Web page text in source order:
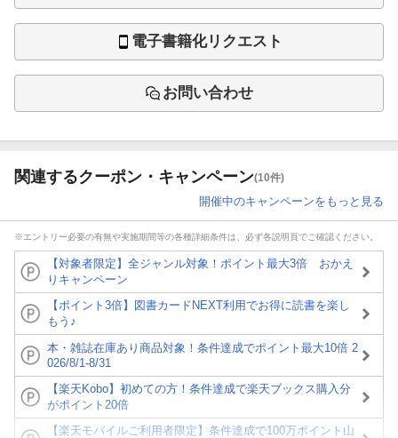
電子書籍化リクエスト
お問い合わせ
関連するクーポン・キャンペーン(10件)
開催中のキャンペーンをもっと見る
※エントリー必要の有無や実施期間等の各種詳細条件は、必ず各説明頁でご確認ください。
【対象者限定】全ジャンル対象！ポイント最大3倍 おかえ
りキャンペーン
【ポイント3倍】図書カードNEXT利用でお得に読書を楽し
もう♪
本・雑誌在庫あり商品対象！条件達成でポイント最大10倍 2
026/8/1-8/31
【楽天Kobo】初めての方！条件達成で楽天ブックス購入分
がポイント20倍
【楽天モバイルご利用者限定】条件達成で100万ポイント山